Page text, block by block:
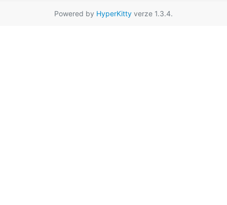
Powered by HyperKitty verze 1.3.4.